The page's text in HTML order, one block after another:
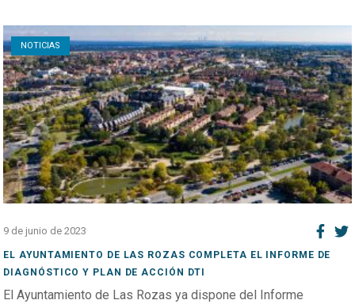
NOTICIAS
Open post
9 de junio de 2023
EL AYUNTAMIENTO DE LAS ROZAS COMPLETA EL INFORME DE
DIAGNÓSTICO Y PLAN DE ACCIÓN DTI
El Ayuntamiento de Las Rozas ya dispone del Informe